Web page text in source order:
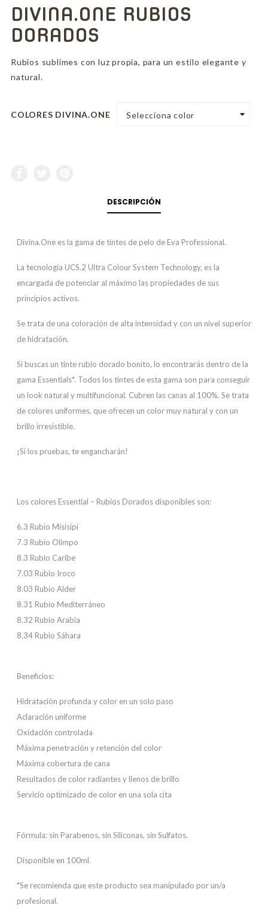
DIVINA.ONE RUBIOS
DORADOS
Rubios sublimes con luz propia, para un estilo elegante y
natural.
COLORES DIVINA.ONE
DESCRIPCIÓN
Divina.One es la gama de tintes de pelo de Eva Professional.
La tecnología UCS.2 Ultra Colour System Technology, es la
encargada de potenciar al máximo las propiedades de sus
principios activos.
Se trata de una coloración de alta intensidad y con un nivel superior
de hidratación.
Si buscas un tinte rubio dorado bonito, lo encontrarás dentro de la
gama Essentials*. Todos los tintes de esta gama son para conseguir
un look natural y multifuncional. Cubren las canas al 100%. Se trata
de colores uniformes, que ofrecen un color muy natural y con un
brillo irresistible.
¡Si los pruebas, te engancharán!
Los colores Essential – Rubios Dorados disponibles son:
6.3 Rubio Misisipi
7.3 Rubio Olimpo
8.3 Rubio Caribe
7.03 Rubio Iroco
8.03 Rubio Alder
8.31 Rubio Mediterráneo
8.32 Rubio Arabia
8.34 Rubio Sáhara
Beneficios:
Hidratación profunda y color en un solo paso
Aclaración uniforme
Oxidación controlada
Máxima penetración y retención del color
Máxima cobertura de cana
Resultados de color radiantes y llenos de brillo
Servicio optimizado de color en una sola cita
Fórmula: sin Parabenos, sin Siliconas, sin Sulfatos.
Disponible en 100ml.
*Se recomienda que este producto sea manipulado por un/a
profesional.